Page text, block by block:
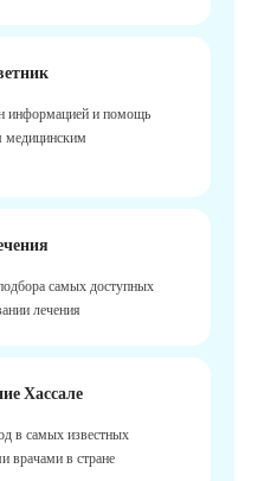
информацией и помощь
медицинским
самых доступных
лечения
Хассале
в самых известных
врачами в стране